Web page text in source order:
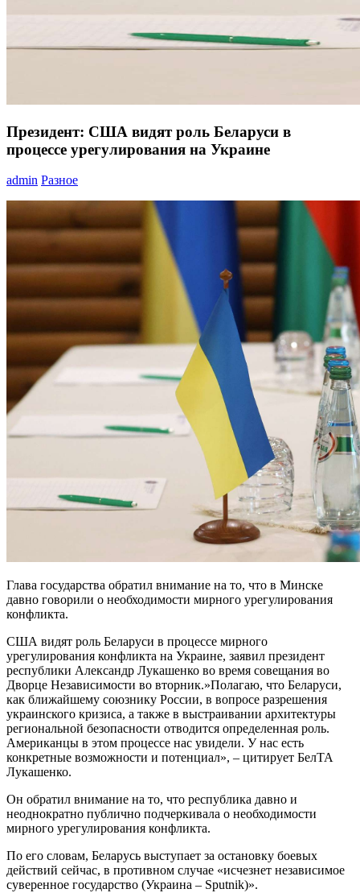
Президент: США видят роль Беларуси в
процессе урегулирования на Украине
admin Разное
Глава государства обратил внимание на то, что в Минске
давно говорили о необходимости мирного урегулирования
конфликта.
США видят роль Беларуси в процессе мирного
урегулирования конфликта на Украине, заявил президент
республики Александр Лукашенко во время совещания во
Дворце Независимости во вторник.»Полагаю, что Беларуси,
как ближайшему союзнику России, в вопросе разрешения
украинского кризиса, а также в выстраивании архитектуры
региональной безопасности отводится определенная роль.
Американцы в этом процессе нас увидели. У нас есть
конкретные возможности и потенциал», – цитирует БелТА
Лукашенко.
Он обратил внимание на то, что республика давно и
неоднократно публично подчеркивала о необходимости
мирного урегулирования конфликта.
По его словам, Беларусь выступает за остановку боевых
действий сейчас, в противном случае «исчезнет независимое
суверенное государство (Украина – Sputnik)».